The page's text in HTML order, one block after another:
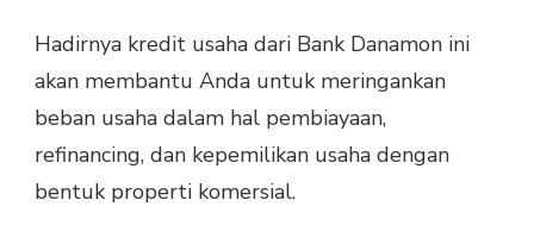
Hadirnya kredit usaha dari Bank Danamon ini
akan membantu Anda untuk meringankan
beban usaha dalam hal pembiayaan,
refinancing, dan kepemilikan usaha dengan
bentuk properti komersial.